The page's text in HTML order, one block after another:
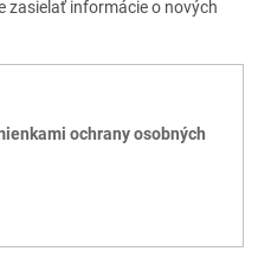
zasielať informácie o nových
ochrany osobných